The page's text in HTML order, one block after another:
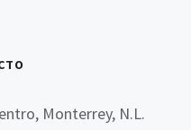
Monterrey, N.L.